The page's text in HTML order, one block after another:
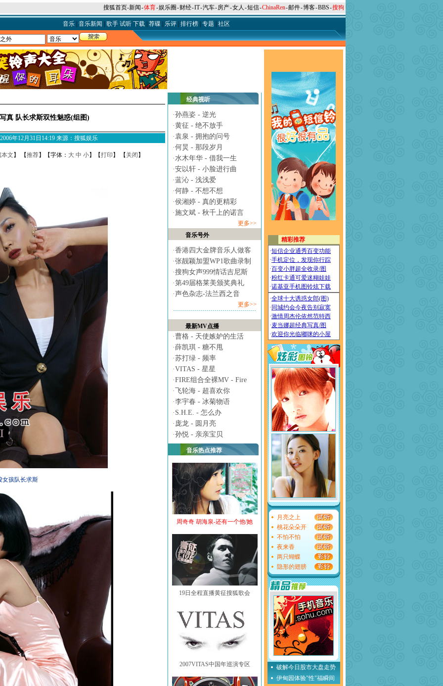
搜狐首页-新闻-体育-娱乐圈 -财经-IT-汽车-房产-女人 -短信-ChinaRen-邮件-博客-BBS-搜狗
音乐| 音乐新闻 歌手 试听 下载| 荐碟| 乐评| 排行榜| 专题 社区
真 队长求斯双性魅惑(组图)
年12月31日14:19 来源：搜狐娱乐
文 】 【推荐】【字体： 大 中 小】【打印 】 【 关闭 】
女孩队长求斯
经典视听
·孙燕姿 - 逆光
·黄征 - 绝不放手
·袁泉 - 拥抱的问号
·何炅 - 那段岁月
·水木年华 - 借我一生
·安以轩 - 小脸进行曲
·蓝沁 - 浅浅爱
·何静 - 不想不想
·侯湘婷 - 真的更精彩
·施文斌 - 秋千上的诺言
更多>>
音乐号外
·香港四大金牌音乐人做客
·张靓颖加盟WP1歌曲录制
·搜狗女声999情话吉尼斯
·第49届格莱美颁奖典礼
·声色杂志-法兰西之音
更多>>
最新MV点播
·曹格 - 天使嫉妒的生活
·薛凯琪 - 糖不甩
·苏打绿 - 频率
·VITAS - 星星
·FIRE组合全裸MV - Fire
· 飞轮海 - 超喜欢你
·李宇春 - 冰菊物语
· S.H.E. - 怎么办
· 庞龙 - 圆月亮
·孙悦 - 亲亲宝贝
音乐热点推荐
周奇奇 胡海泉-还有一个他/她
19日全程直播黄征搜狐歌会
2007VITAS中国年巡演专区
月亮之上
桃花朵朵开
不怕不怕
夜来香
两只蝴蝶
隐形的翅膀
破解今日股市大盘走势
伊甸园体验"性"福瞬间